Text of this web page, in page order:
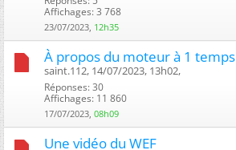
Affichages: 3 768
23/07/2023, 12h35
À propos du moteur à 1 temps
saint.112, 14/07/2023, 13h02, ‎
Réponses: 30
Affichages: 11 860
17/07/2023, 08h09
Une vidéo du WEF